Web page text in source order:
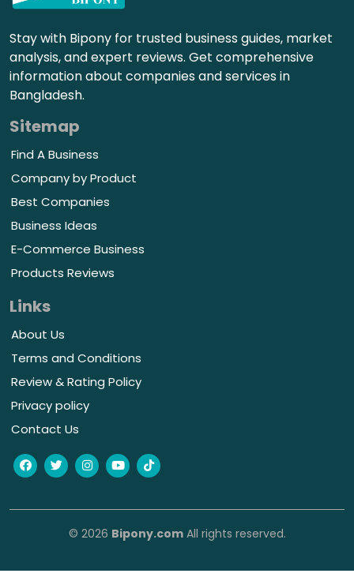
Stay with Bipony for trusted business guides, market
analysis, and expert reviews. Get comprehensive
information about companies and services in
Bangladesh.
Sitemap
Find A Business
Company by Product
Best Companies
Business Ideas
E-Commerce Business
Products Reviews
Links
About Us
Terms and Conditions
Review & Rating Policy
Privacy policy
Contact Us
© 2026 Bipony.comAll rights reserved.